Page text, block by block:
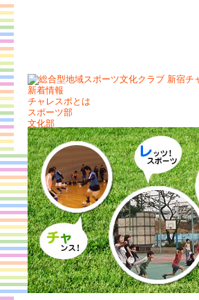
新着情報
チャレスポとは
スポーツ部
文化部
チャレスポだより
スケジュール